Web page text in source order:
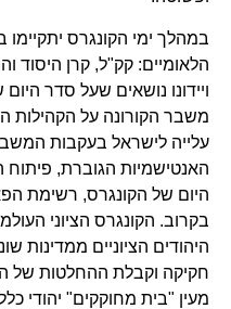
במהלך ימי הקונגרס יתקיימו
הלאומיים: קק"ל, קרן היסוד
ויידונו נושאים שעל סדר היום
משבר הקורונה על הקהילות
עלייה לישראל בעקבות המשבר
האנטישמיות הגוברת, פיתוח
היום של הקונגרס, רשימת
בקרוב. הקונגרס הציוני העולמי
היהודים הציוניים ממדינות
חקיקה וקבלת ההחלטות של
מעין "בית מחוקקים" יהודי כלל-